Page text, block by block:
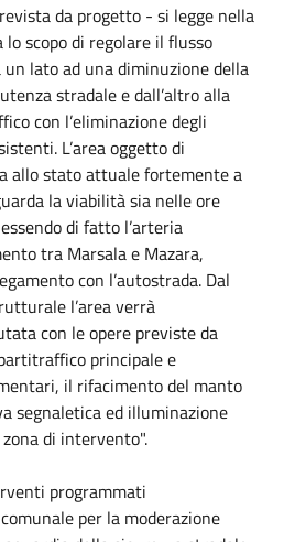
da progetto - si legge nella
scopo di regolare il flusso
lato ad una diminuzione della
stradale e dall’altro alla
con l’eliminazione degli
L’area oggetto di
allo stato attuale fortemente a
la viabilità sia nelle ore
di fatto l’arteria
tra Marsala e Mazara,
con l’autostrada. Dal
l’area verrà
con le opere previste da
principale e
il rifacimento del manto
segnaletica ed illuminazione
di intervento".
programmati
per la moderazione